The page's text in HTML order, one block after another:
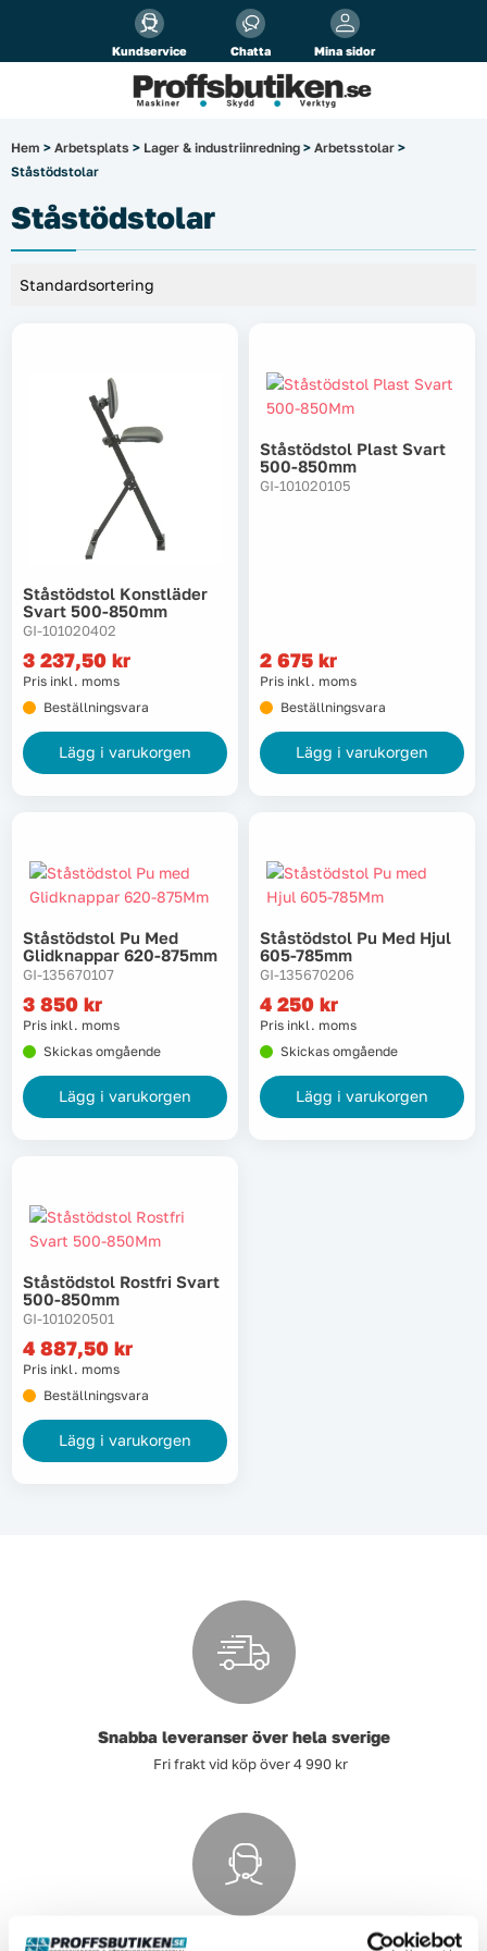
Kundservice Chatta Mina sidor
Alla priser visasinkl. moms!
Företag Privat
Arbetsplats
El & belysning
Fordonsbelysning & lastbilstillbehör
Garage & verkstad
Laserinstrument
Lyft, transport & materialhantering
Maskintillbehör & förbrukning
Mätinstrument
Oljor & kem
Tryckluft
Trädgård & utemiljö
Tvätt
Verktyg
Hem
Varumärken
Hem > Arbetsplats > Lager & industriinredning > Arbetsstolar >
Ståstödstolar
Ståstödstolar
Ståstödstol Konstläder
Svart 500-850mm
GI-101020402
3 237,50 kr
Pris inkl. moms
Beställningsvara
Lägg i varukorgen
Ståstödstol Plast Svart
500-850mm
GI-101020105
2 675 kr
Pris inkl. moms
Beställningsvara
Lägg i varukorgen
Ståstödstol Pu Med
Glidknappar 620-875mm
GI-135670107
3 850 kr
Pris inkl. moms
Skickas omgående
Lägg i varukorgen
Ståstödstol Pu Med Hjul
605-785mm
GI-135670206
4 250 kr
Pris inkl. moms
Skickas omgående
Lägg i varukorgen
Ståstödstol Rostfri Svart
500-850mm
GI-101020501
4 887,50 kr
Pris inkl. moms
Beställningsvara
Lägg i varukorgen
Snabba leveranser över hela sverige
Fri frakt vid köp över 4 990 kr